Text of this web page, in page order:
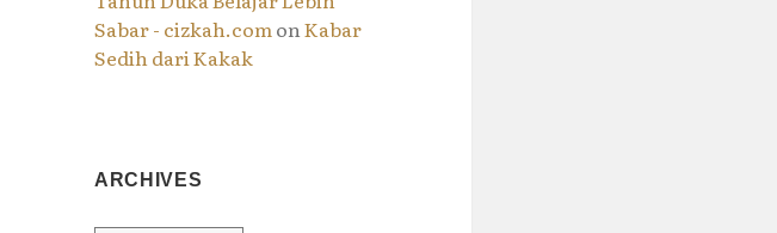
Sabar - cizkah.comonKabar
Sedih dari Kakak
ARCHIVES